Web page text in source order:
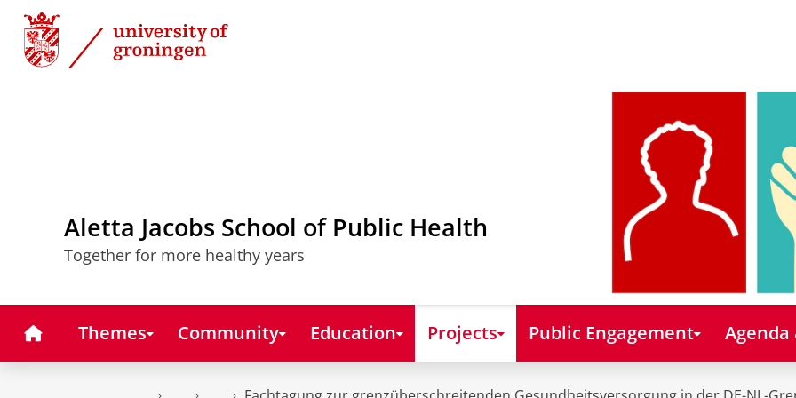
Skip
Content
Skip
Navigation
Aletta Jacobs School of Public Health
Together for more healthy years
HomeThemes Community Education Projects Public Engagement Agenda